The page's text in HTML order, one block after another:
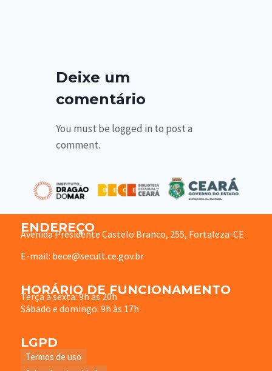
Deixe um
comentário
You must be logged in to post a
comment.
ENDEREÇO
Avenida Presidente Castelo Branco, 255, Fortaleza-CE
E-mail: bece@secult.ce.gov.br
HORÁRIO DE FUNCIONAMENTO
Terça à sexta: 9h às 20h
Sábado e domingo: 9h às 17h
LGPD
Termos de uso